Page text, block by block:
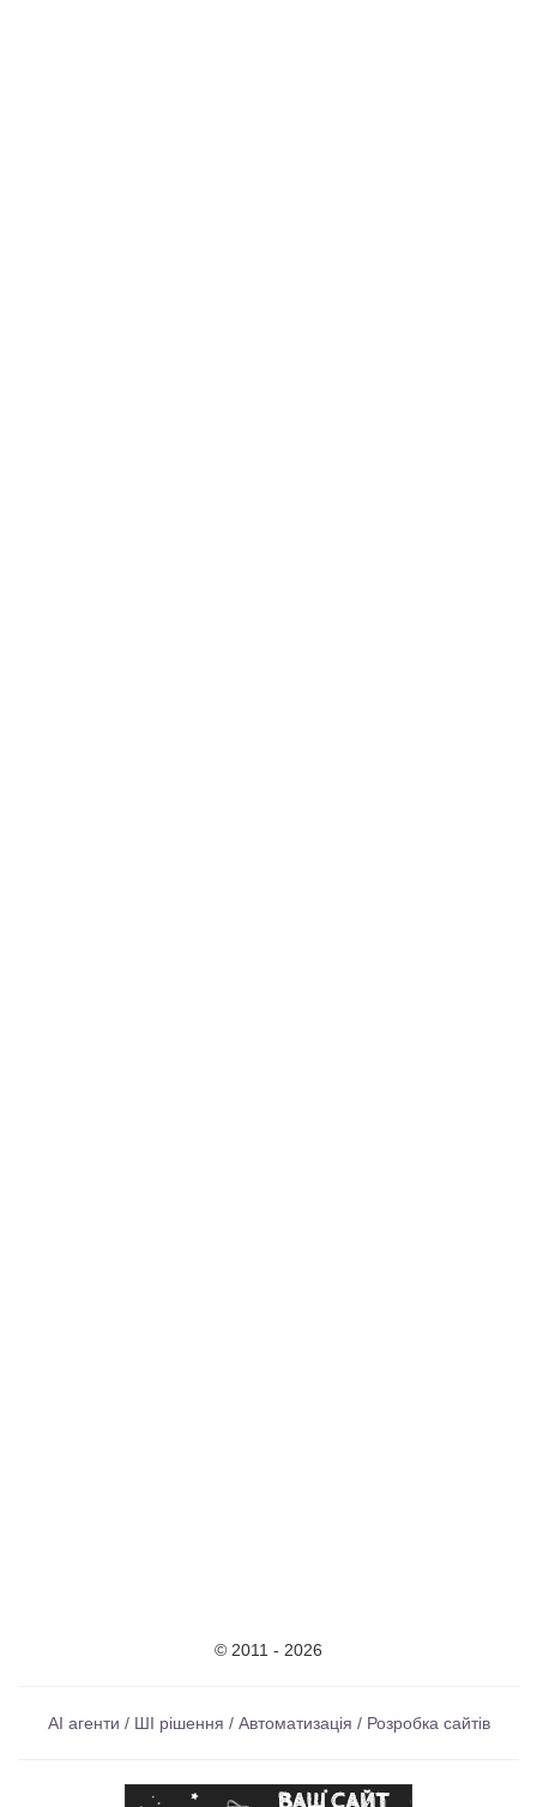
© 2011 - 2026
AI агенти / ШІ рішення / Автоматизація / Розробка сайтів